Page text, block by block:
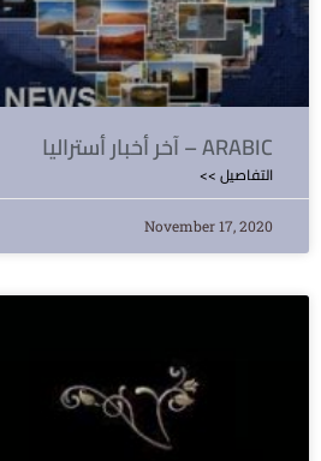
آخر أخبار أستراليا – ARABIC
<< التفاصيل
November 17, 2020